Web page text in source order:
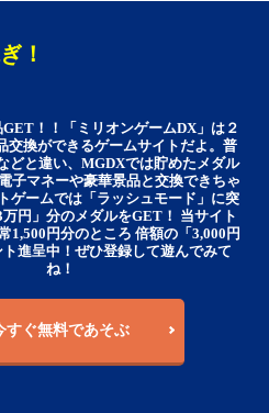
！
！！「ミリオンゲームDX」は２
交換ができるゲームサイトだよ。普
どと違い、MGDXでは貯めたメダル
子マネーや豪華景品と交換できちゃ
ゲームでは「ラッシュモード」に突
円」分のメダルをGET！ 当サイト
1,500円分のところ 倍額の「3,000円
進呈中！ぜひ登録して遊んでみて
ね！
すぐ無料であそぶ